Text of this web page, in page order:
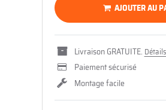
AJOUTER AU
Livraison GRATUITE. Détails
Paiement sécurisé
Montage facile